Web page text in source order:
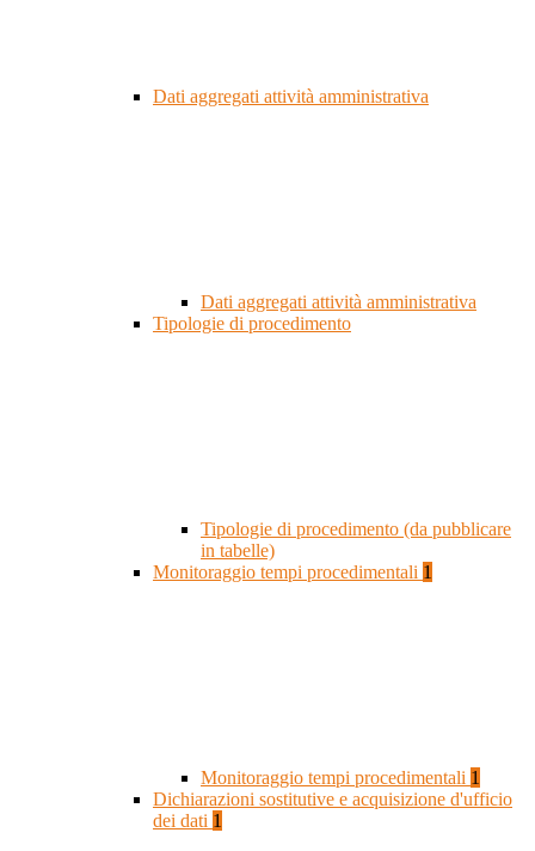
Dati aggregati attività amministrativa
Dati aggregati attività amministrativa
Tipologie di procedimento
Tipologie di procedimento (da pubblicare
in tabelle)
Monitoraggio tempi procedimentali 1
Monitoraggio tempi procedimentali 1
Dichiarazioni sostitutive e acquisizione d'ufficio
dei dati 1